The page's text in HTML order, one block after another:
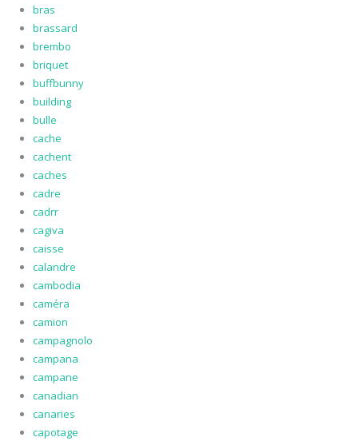
bras
brassard
brembo
briquet
buffbunny
building
bulle
cache
cachent
caches
cadre
cadrr
cagiva
caisse
calandre
cambodia
caméra
camion
campagnolo
campana
campane
canadian
canaries
capotage